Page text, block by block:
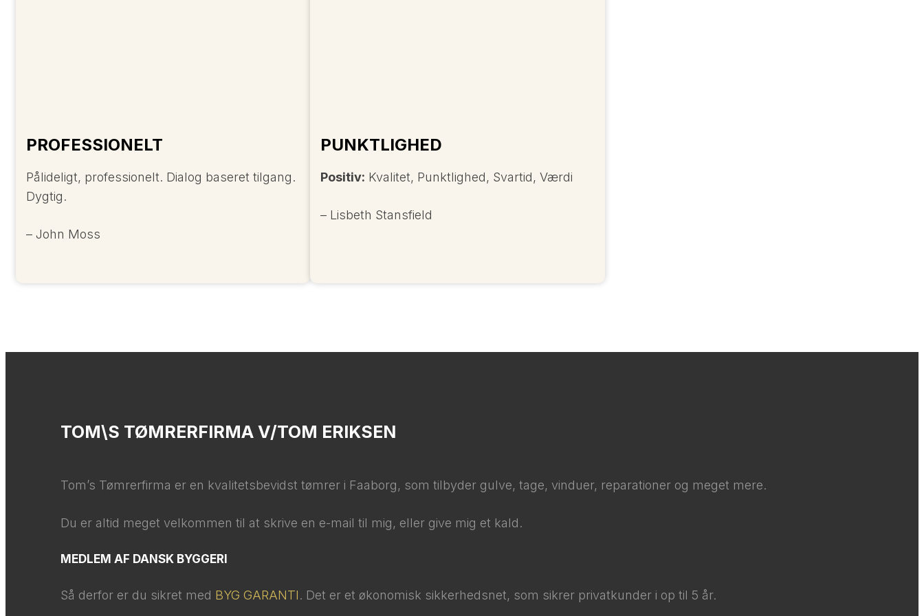
PROFESSIONELT
Pålideligt, professionelt. Dialog baseret tilgang.
Dygtig.
– John Moss
PUNKTLIGHED
Positiv: Kvalitet, Punktlighed, Svartid, Værdi
– Lisbeth Stansfield
TOM\S TØMRERFIRMA V/TOM ERIKSEN
Tom’s Tømrerfirma er en kvalitetsbevidst tømrer i Faaborg, som tilbyder gulve, tage, vinduer, reparationer og meget mere.​​
​Du er altid meget velkommen til at skrive en e-mail til mig, eller give mig et kald.​
MEDLEM AF DANSK BYGGERI
Så derfor er du sikret med BYG GARANTI. Det er et økonomisk sikkerhedsnet, som sikrer privatkunder i op til 5 år.